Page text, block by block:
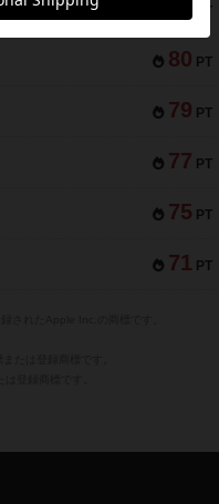
PT
80 PT
79 PT
77 PT
75 PT
71 PT